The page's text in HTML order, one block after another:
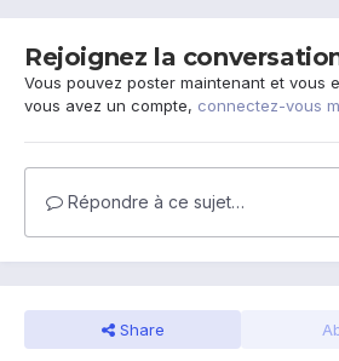
Rejoignez la
Vous pouvez poster maintenant et vous
vous avez un compte, connectez-vous
Répondre à ce sujet…
Share